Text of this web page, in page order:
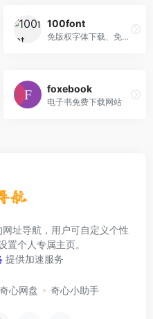
100font
免版权字体下载、免费商用字体下载网站
foxebook
电子书免费下载网站
址导航，用户可自定义个性
置个人专属主页。
提供加速服务
奇心网盘 奇心小助手